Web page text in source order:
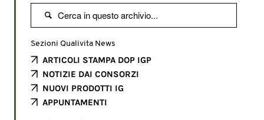

Sezioni Qualivita News
ARTICOLI STAMPA DOP IGP
NOTIZIE DAI CONSORZI
NUOVI PRODOTTI IG
APPUNTAMENTI